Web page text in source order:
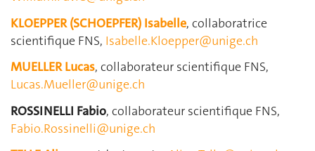
KLOEPPER (SCHOEPFER) Isabelle, collaboratrice
scientifique FNS, Isabelle.Kloepper@unige.ch
MUELLER Lucas, collaborateur scientifique FNS,
Lucas.Mueller@unige.ch
ROSSINELLI Fabio, collaborateur scientifique FNS,
Fabio.Rossinelli@unige.ch